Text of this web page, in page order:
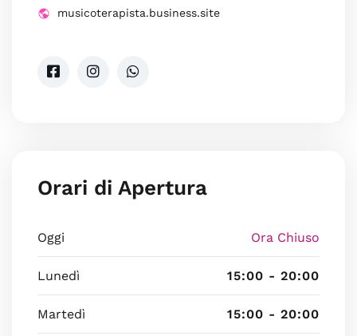
musicoterapista.business.site
Orari di Apertura
Oggi Ora Chiuso
Lunedì 15:00 - 20:00
Martedì 15:00 - 20:00